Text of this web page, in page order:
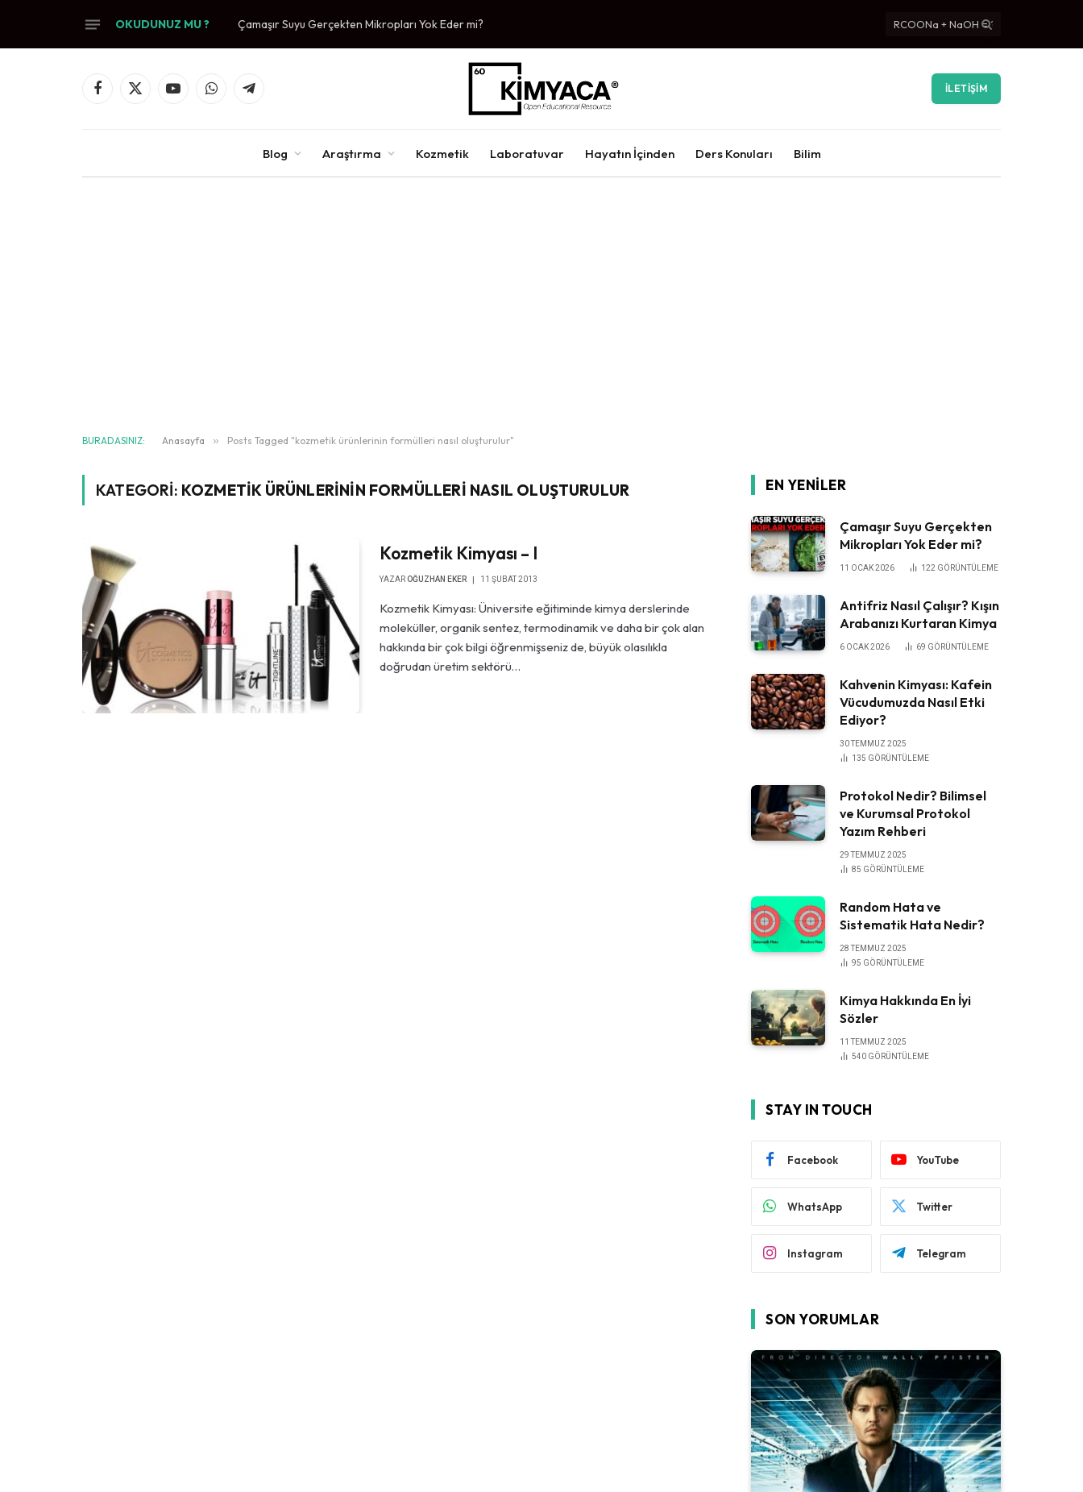
OKUDUNUZ MU ? Çamaşır Suyu Gerçekten Mikropları Yok Eder mi?
Facebook
X
YouTubeWhatsAppTelegram İLETIŞIM
Blog Araştırma Kozmetik Laboratuvar Hayatın İçinden Ders Konuları Bilim
BURADASINIZ: Anasayfa » Posts Tagged "kozmetik ürünlerinin formülleri nasıl oluşturulur"
KATEGORI: KOZMETIK ÜRÜNLERININ FORMÜLLERI NASIL OLUŞTURULUR
Kozmetik Kimyası – I
YAZAR OĞUZHAN EKER 11 ŞUBAT 2013
Kozmetik Kimyası: Üniversite eğitiminde kimya derslerinde
moleküller, organik sentez, termodinamik ve daha bir çok alan
hakkında bir çok bilgi öğrenmişseniz de, büyük olasılıkla
doğrudan üretim sektörü…
EN YENILER
Çamaşır Suyu Gerçekten
Mikropları Yok Eder mi?
11 OCAK 2026 122 GÖRÜNTÜLEME
Antifriz Nasıl Çalışır? Kışın
Arabanızı Kurtaran Kimya
6 OCAK 2026 69 GÖRÜNTÜLEME
Kahvenin Kimyası: Kafein
Vücudumuzda Nasıl Etki
Ediyor?
30 TEMMUZ 2025
135 GÖRÜNTÜLEME
Protokol Nedir? Bilimsel
ve Kurumsal Protokol
Yazım Rehberi
29 TEMMUZ 2025
85 GÖRÜNTÜLEME
Random Hata ve
Sistematik Hata Nedir?
28 TEMMUZ 2025
95 GÖRÜNTÜLEME
Kimya Hakkında En İyi
Sözler
11 TEMMUZ 2025
540 GÖRÜNTÜLEME
STAY IN TOUCH
Facebook YouTube
WhatsApp Twitter
Instagram Telegram
SON YORUMLAR